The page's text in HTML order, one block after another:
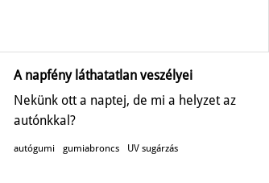
A napfény láthatatlan veszélyei
Nekünk ott a naptej, de mi a helyzet az
autónkkal?
autógumi gumiabroncs UV sugárzás